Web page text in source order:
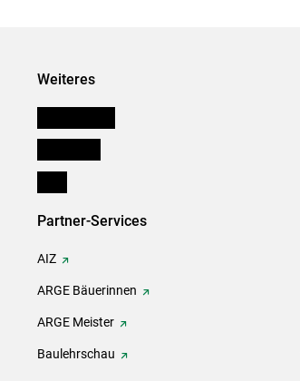
Weiteres
Partner-Services
AIZ
ARGE Bäuerinnen
ARGE Meister
Baulehrschau